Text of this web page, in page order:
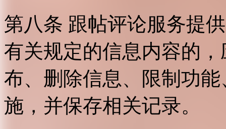
第八条 跟帖评论服务提
有关规定的信息内容的
布、删除信息、限制功
施，并保存相关记录。